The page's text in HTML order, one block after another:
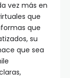
vez más en
que
que
su
que sea